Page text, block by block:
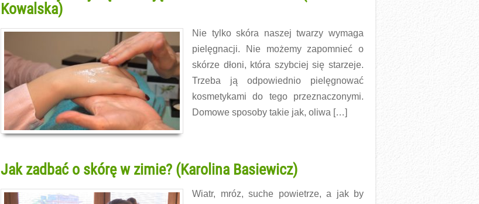
Kowalska)
Nie tylko skóra naszej twarzy wymaga
pielęgnacji. Nie możemy zapomnieć o
skórze dłoni, która szybciej się starzeje.
Trzeba ją odpowiednio pielęgnować
kosmetykami do tego przeznaczonymi.
Domowe sposoby takie jak, oliwa […]
Jak zadbać o skórę w zimie? (Karolina Basiewicz)
Wiatr, mróz, suche powietrze, a jak by